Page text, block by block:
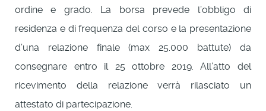
ordine e grado. La borsa prevede l’obbligo di
residenza e di frequenza del corso e la presentazione
d’una relazione finale (max 25.000 battute) da
consegnare entro il 25 ottobre 2019. All’atto del
ricevimento della relazione verrà rilasciato un
attestato di partecipazione.